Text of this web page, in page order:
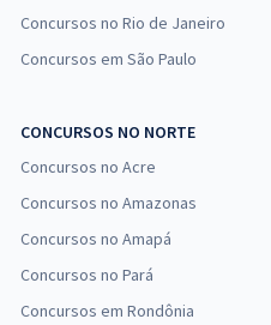
Concursos no Rio de Janeiro
Concursos em São Paulo
CONCURSOS NO NORTE
Concursos no Acre
Concursos no Amazonas
Concursos no Amapá
Concursos no Pará
Concursos em Rondônia